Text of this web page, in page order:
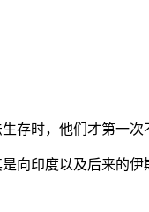
时，他们才第一次
向印度以及后来的